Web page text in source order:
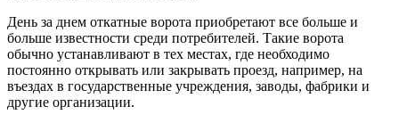
День за днем откатные ворота приобретают все больше и
больше известности среди потребителей. Такие ворота
обычно устанавливают в тех местах, где необходимо
постоянно открывать или закрывать проезд, например, на
въездах в государственные учреждения, заводы, фабрики и
другие организации.